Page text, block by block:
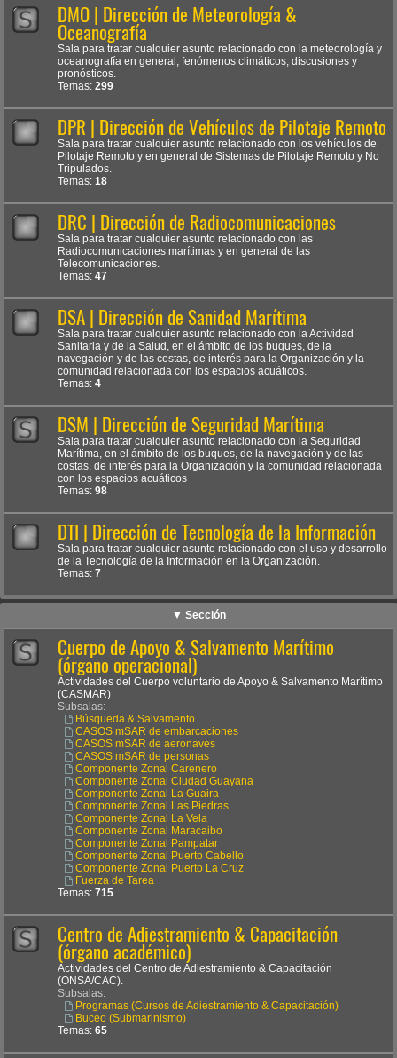
DMO | Dirección de Meteorología &
Oceanografía
Sala para tratar cualquier asunto relacionado con la meteorología y
oceanografía en general; fenómenos climáticos, discusiones y
pronósticos.
Temas: 299
DPR | Dirección de Vehículos de Pilotaje Remoto
Sala para tratar cualquier asunto relacionado con los vehículos de
Pilotaje Remoto y en general de Sistemas de Pilotaje Remoto y No
Tripulados.
Temas: 18
DRC | Dirección de Radiocomunicaciones
Sala para tratar cualquier asunto relacionado con las
Radiocomunicaciones marítimas y en general de las
Telecomunicaciones.
Temas: 47
DSA | Dirección de Sanidad Marítima
Sala para tratar cualquier asunto relacionado con la Actividad
Sanitaria y de la Salud, en el ámbito de los buques, de la
navegación y de las costas, de interés para la Organización y la
comunidad relacionada con los espacios acuáticos.
Temas: 4
DSM | Dirección de Seguridad Marítima
Sala para tratar cualquier asunto relacionado con la Seguridad
Marítima, en el ámbito de los buques, de la navegación y de las
costas, de interés para la Organización y la comunidad relacionada
con los espacios acuáticos
Temas: 98
DTI | Dirección de Tecnología de la Información
Sala para tratar cualquier asunto relacionado con el uso y desarrollo
de la Tecnología de la Información en la Organización.
Temas: 7
▼ Sección
Cuerpo de Apoyo & Salvamento Marítimo
(órgano operacional)
Actividades del Cuerpo voluntario de Apoyo & Salvamento Marítimo
(CASMAR)
Subsalas:
Búsqueda & Salvamento
CASOS mSAR de embarcaciones
CASOS mSAR de aeronaves
CASOS mSAR de personas
Componente Zonal Carenero
Componente Zonal Ciudad Guayana
Componente Zonal La Guaira
Componente Zonal Las Piedras
Componente Zonal La Vela
Componente Zonal Maracaibo
Componente Zonal Pampatar
Componente Zonal Puerto Cabello
Componente Zonal Puerto La Cruz
Fuerza de Tarea
Temas: 715
Centro de Adiestramiento & Capacitación
(órgano académico)
Actividades del Centro de Adiestramiento & Capacitación
(ONSA/CAC).
Subsalas:
Programas (Cursos de Adiestramiento & Capacitación)
Buceo (Submarinismo)
Temas: 65